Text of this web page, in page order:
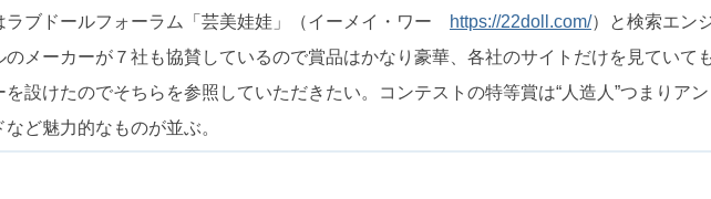
ラブドールフォーラム「芸美娃娃」（イーメイ・ワー https://22doll.com/）と検索エン
メーカーが７社も協賛しているので賞品はかなり豪華、各社のサイトだけを見ていて
設けたのでそちらを参照していただきたい。コンテストの特等賞は“人造人”つまりア
ど魅力的なものが並ぶ。